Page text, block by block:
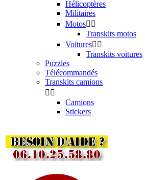
Hélicoptères
Militaires
Motos 
Transkits motos
Voitures 
Transkits voitures
Puzzles
Télécommandés
Transkits camions
 
Camions
Stickers